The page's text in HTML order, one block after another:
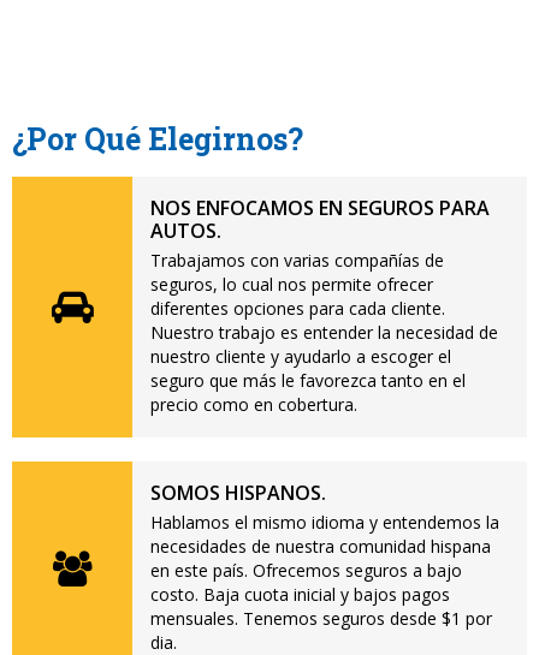
¿Por Qué Elegirnos?
NOS ENFOCAMOS EN SEGUROS PARA
AUTOS.
Trabajamos con varias compañías de
seguros, lo cual nos permite ofrecer
diferentes opciones para cada cliente.
Nuestro trabajo es entender la necesidad de
nuestro cliente y ayudarlo a escoger el
seguro que más le favorezca tanto en el
precio como en cobertura.
SOMOS HISPANOS.
Hablamos el mismo idioma y entendemos la
necesidades de nuestra comunidad hispana
en este país. Ofrecemos seguros a bajo
costo. Baja cuota inicial y bajos pagos
mensuales. Tenemos seguros desde $1 por
dia.